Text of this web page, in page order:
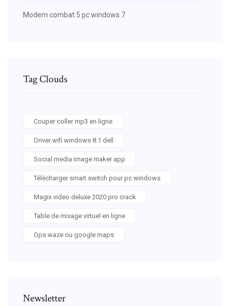
Modern combat 5 pc windows 7
Tag Clouds
Couper coller mp3 en ligne
Driver wifi windows 8.1 dell
Social media image maker app
Télécharger smart switch pour pc windows
Magix video deluxe 2020 pro crack
Table de mixage virtuel en ligne
Gps waze ou google maps
Newsletter